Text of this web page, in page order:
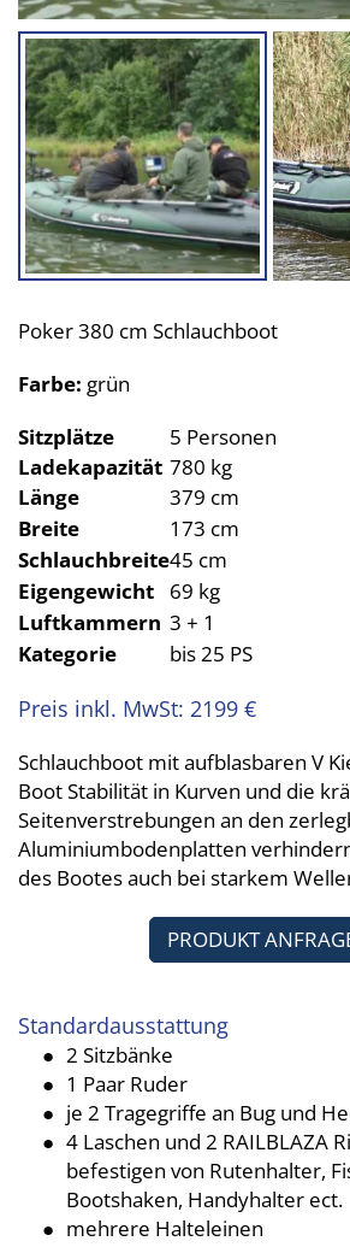
Selbstlenzende Aluboote
Poker 380 cm Schlauchboot
Farbe: grün
Sitzplätze
5 Personen
Ladekapazität 780 kg
Länge
379 cm
Breite
173 cm
Schlauchbreite45 cm
Eigengewicht
69 kg
Luftkammern 3 + 1
Kategorie
bis 25 PS
Preis inkl. MwSt: 2199 €
Schlauchboot mit aufblasbaren V
Boot Stabilität in Kurven und die
Seitenverstrebungen an den
Aluminiumbodenplatten
des Bootes auch bei starkem
PRODUKT
Standardausstattung
2 Sitzbänke
1 Paar Ruder
je 2 Tragegriffe an Bug und
4 Laschen und 2 RAILBLAZA
befestigen von Rutenhalter,
Bootshaken, Handyhalter ect.
mehrere Halteleinen